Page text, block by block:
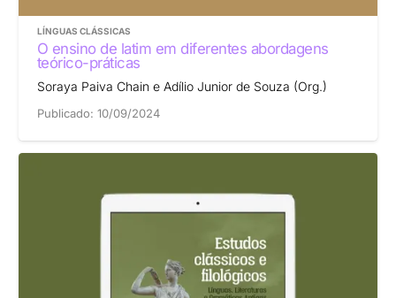
LÍNGUAS CLÁSSICAS
O ensino de latim em diferentes abordagens
teórico-práticas
Soraya Paiva Chain e Adílio Junior de Souza (Org.)
Publicado: 10/09/2024